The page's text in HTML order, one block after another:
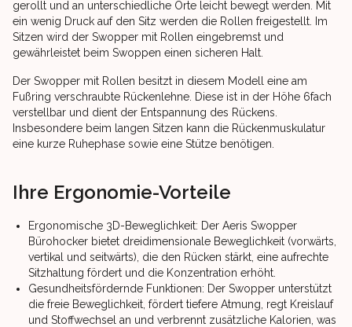
gerollt und an unterschiedliche Orte leicht bewegt werden. Mit
ein wenig Druck auf den Sitz werden die Rollen freigestellt. Im
Sitzen wird der Swopper mit Rollen eingebremst und
gewährleistet beim Swoppen einen sicheren Halt.
Der Swopper mit Rollen besitzt in diesem Modell eine am
Fußring verschraubte Rückenlehne. Diese ist in der Höhe 6fach
verstellbar und dient der Entspannung des Rückens.
Insbesondere beim langen Sitzen kann die Rückenmuskulatur
eine kurze Ruhephase sowie eine Stütze benötigen.
Ihre Ergonomie-Vorteile
Ergonomische 3D-Beweglichkeit: Der Aeris Swopper
Bürohocker bietet dreidimensionale Beweglichkeit (vorwärts,
vertikal und seitwärts), die den Rücken stärkt, eine aufrechte
Sitzhaltung fördert und die Konzentration erhöht.
Gesundheitsfördernde Funktionen: Der Swopper unterstützt
die freie Beweglichkeit, fördert tiefere Atmung, regt Kreislauf
und Stoffwechsel an und verbrennt zusätzliche Kalorien, was